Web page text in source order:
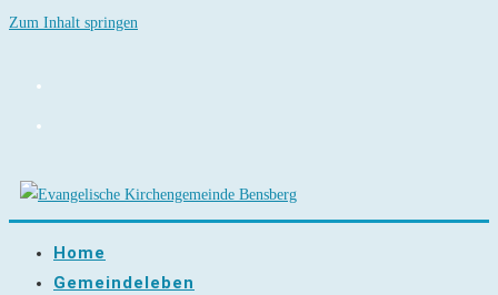
Zum Inhalt springen
Home
Gemeindeleben